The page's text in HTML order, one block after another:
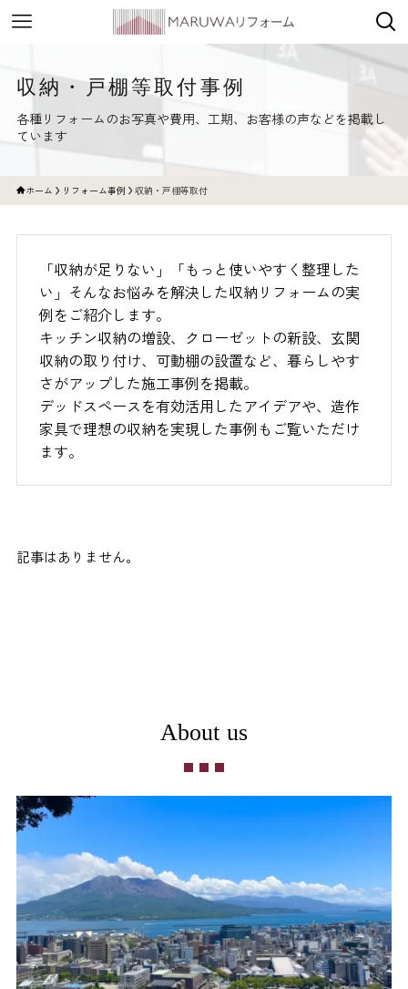
収納・戸棚等取付事例
各種リフォームのお写真や費用、工期、お客様の声などを掲載し
ています
ホーム リフォーム事例 収納・戸棚等取付
「収納が足りない」「もっと使いやすく整理した
い」そんなお悩みを解決した収納リフォームの実
例をご紹介します。
キッチン収納の増設、クローゼットの新設、玄関
収納の取り付け、可動棚の設置など、暮らしやす
さがアップした施工事例を掲載。
デッドスペースを有効活用したアイデアや、造作
家具で理想の収納を実現した事例もご覧いただけ
ます。
記事はありません。
About us